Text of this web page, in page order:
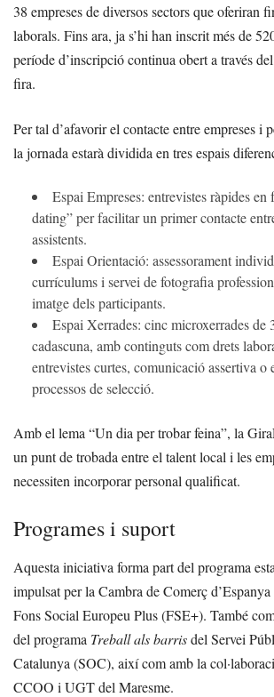
38 empreses de diversos sectors que oferiran
laborals. Fins ara, ja s’hi han inscrit més de
període d’inscripció continua obert a través
fira.
Per tal d’afavorir el contacte entre empreses i
la jornada estarà dividida en tres espais
Espai Empreses: entrevistes ràpides en
dating” per facilitar un primer contacte
assistents.
Espai Orientació: assessorament
currículums i servei de fotografia
imatge dels participants.
Espai Xerrades: cinc microxerrades de
cadascuna, amb continguts com drets
entrevistes curtes, comunicació assertiva o
processos de selecció.
Amb el lema “Un dia per trobar feina”, la
un punt de trobada entre el talent local i les
necessiten incorporar personal qualificat.
Programes i suport
Aquesta iniciativa forma part del programa
impulsat per la Cambra de Comerç
Fons Social Europeu Plus (FSE+). També
del programa Treball als barrisdel Servei
Catalunya (SOC), així com amb la
CCOO i UGT del Maresme.